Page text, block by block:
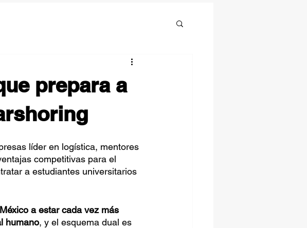
prepara a
líder en logística, mentores
competitivas para el
a estudiantes universitarios
a estar cada vez más
humano, y el esquema dual es